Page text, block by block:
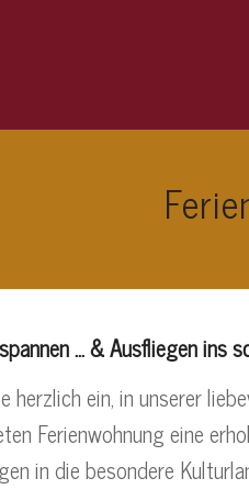
… & Ausfliegen ins
herzlich ein, in unserer
Ferienwohnung eine
in die besondere